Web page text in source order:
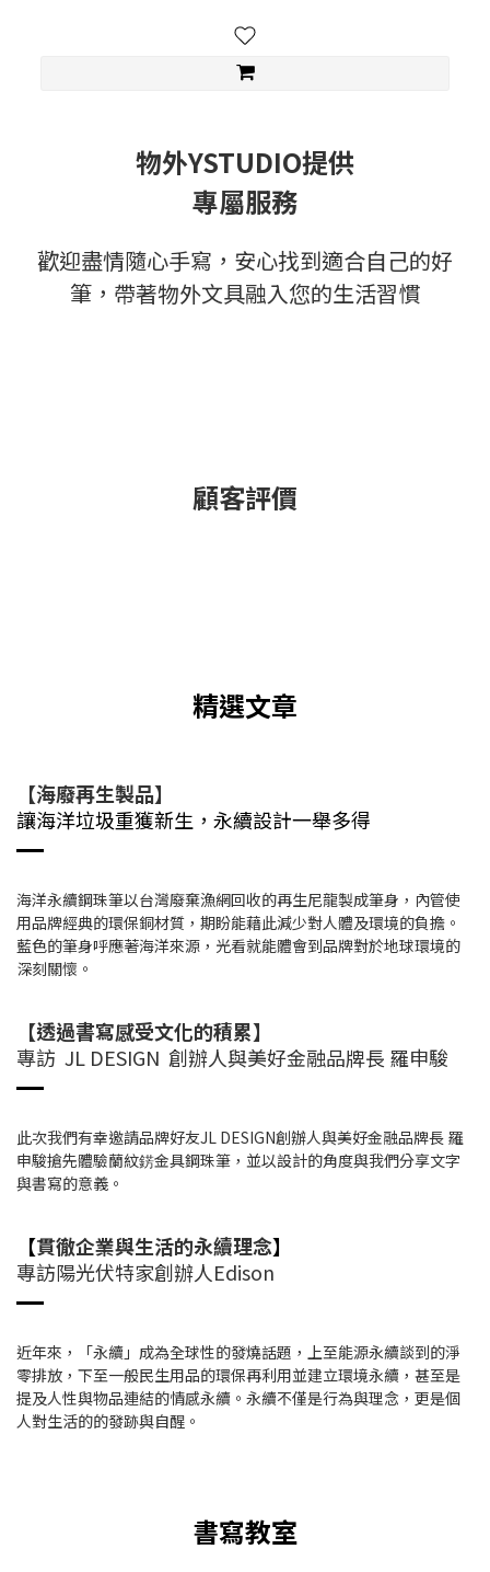
物外YSTUDIO提供
專屬服務
歡迎盡情隨心手寫，安心找到適合自己的好
筆，帶著物外文具融入您的生活習慣
顧客評價
精選文章
【海廢再生製品】
讓海洋垃圾重獲新生，永續設計一舉多得
海洋永續鋼珠筆以台灣廢棄漁網回收的再生尼龍製成筆身，內管使
用品牌經典的環保銅材質，期盼能藉此減少對人體及環境的負擔。
藍色的筆身呼應著海洋來源，光看就能體會到品牌對於地球環境的
深刻關懷。
【透過書寫感受文化的積累】
專訪 JL DESIGN 創辦人與美好金融品牌長 羅申駿
此次我們有幸邀請品牌好友JL DESIGN創辦人與美好金融品牌長 羅
申駿搶先體驗蘭紋錺金具鋼珠筆，並以設計的角度與我們分享文字
與書寫的意義。
【貫徹企業與生活的永續理念】
專訪陽光伏特家創辦人Edison
近年來，「永續」成為全球性的發燒話題，上至能源永續談到的淨
零排放，下至一般民生用品的環保再利用並建立環境永續，甚至是
提及人性與物品連結的情感永續。永續不僅是行為與理念，更是個
人對生活的的發跡與自醒。
書寫教室